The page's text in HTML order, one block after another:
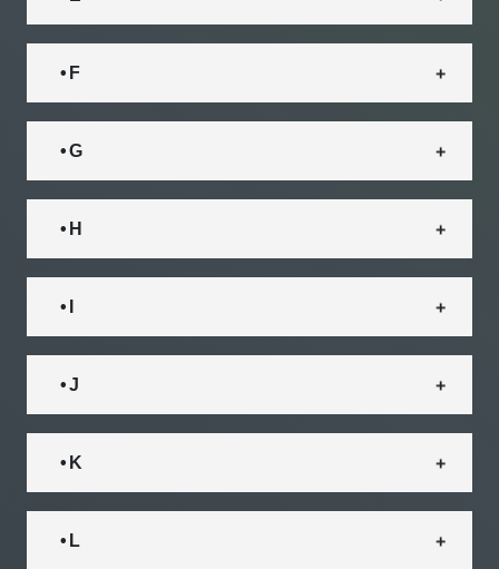
• F
• G
• H
• I
• J
• K
• L